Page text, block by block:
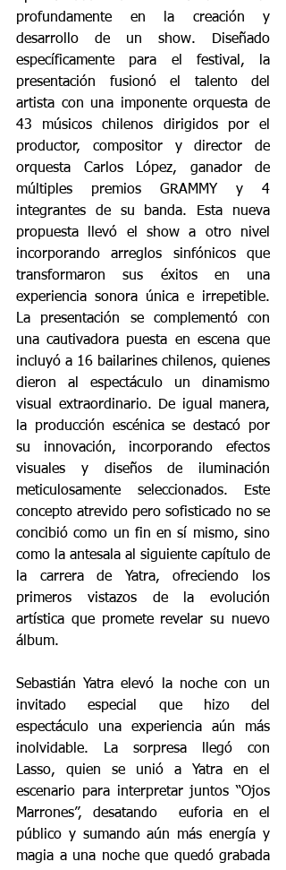
profundamente en la creación y
desarrollo de un show. Diseñado
específicamente para el festival, la
presentación fusionó el talento del
artista con una imponente orquesta de
43 músicos chilenos dirigidos por el
productor, compositor y director de
orquesta Carlos López, ganador de
múltiples premios GRAMMY y 4
integrantes de su banda. Esta nueva
propuesta llevó el show a otro nivel
incorporando arreglos sinfónicos que
transformaron sus éxitos en una
experiencia sonora única e irrepetible.
La presentación se complementó con
una cautivadora puesta en escena que
incluyó a 16 bailarines chilenos, quienes
dieron al espectáculo un dinamismo
visual extraordinario. De igual manera,
la producción escénica se destacó por
su innovación, incorporando efectos
visuales y diseños de iluminación
meticulosamente seleccionados. Este
concepto atrevido pero sofisticado no se
concibió como un fin en sí mismo, sino
como la antesala al siguiente capítulo de
la carrera de Yatra, ofreciendo los
primeros vistazos de la evolución
artística que promete revelar su nuevo
álbum.
Sebastián Yatra elevó la noche con un
invitado especial que hizo del
espectáculo una experiencia aún más
inolvidable. La sorpresa llegó con
Lasso, quien se unió a Yatra en el
escenario para interpretar juntos “Ojos
Marrones”, desatando  euforia en el
público y sumando aún más energía y
magia a una noche que quedó grabada